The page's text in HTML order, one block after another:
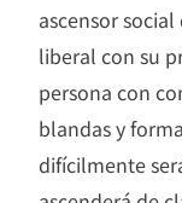
ascensor
liberal con su
persona con
blandas y
difícilmente